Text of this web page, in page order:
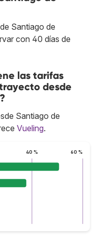
Santiago de
con 40 días de
las tarifas
desde
Santiago de
Vueling.
40 % 60 %